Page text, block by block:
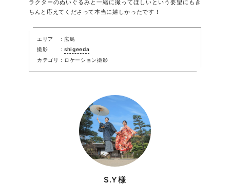
ラクターのぬいぐるみと一緒に撮ってほしいという要望にもき
ちんと応えてくださって本当に嬉しかったです！
エリア
広島
撮影
shigeeda
カテゴリ
ロケーション撮影
S.Y様